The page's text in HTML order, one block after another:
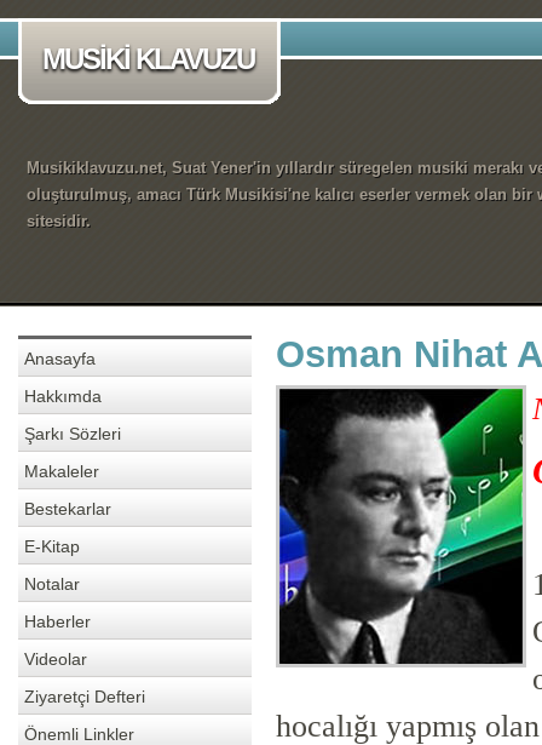
MUSİKİ KLAVUZU
Musikiklavuzu.net, Suat Yener'in yıllardır süregelen musiki merakı
oluşturulmuş, amacı Türk Musikisi'ne kalıcı eserler vermek olan bir
sitesidir.
Anasayfa
Hakkımda
Şarkı Sözleri
Makaleler
Bestekarlar
E-Kitap
Notalar
Haberler
Videolar
Ziyaretçi Defteri
Önemli Linkler
Osman Nihat
hocalığı yapmış